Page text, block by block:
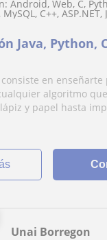
Android, Web, C,
MySQL, C++,
Java, Python,
en enseñarte
algoritmo
y papel hasta
Unai Borregon